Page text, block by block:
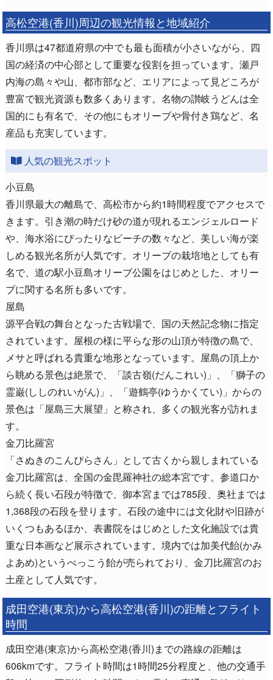
高松空港(香川)周辺の観光情報と地域紹介
香川県は47都道府県の中でも最も面積が小さいながら、四
国の経済の中心部として重要な役割を担っています。瀬戸
内海の島々や山、都市部など、エリアによって見どころが
豊富で観光資源も数多くあります。名物の讃岐うどんは全
国的にも有名で、その他にもオリーブや骨付き鶏など、名
産品も充実しています。
人気の観光スポット
小豆島
香川県最大の離島で、高松市から約1時間程度でアクセスで
きます。引き潮の時だけ砂の道が現れるエンジェルロード
や、海水浴にぴったりなビーチの数々など、美しい海が楽
しめる観光名所が人気です。オリーブの栽培地としても有
名で、道の駅小豆島オリーブ公園をはじめとした、オリー
ブに関する名所も多いです。
屋島
源平合戦の舞台となった古戦場で、国の天然記念物に指定
されています。屋根の様に平らな形の山頂が特徴の島で、
メサと呼ばれる貴重な地形となっています。屋島の頂上か
ら眺める景色は絶景で、「談古嶺(だんこれい)」、「獅子の
霊巌(ししのれいがん)」、「遊鶴亭(ゆうかくてい)」からの
景色は「屋島三大展望」と称され、多くの観光客が訪れま
す。
金刀比羅宮
「さぬきのこんぴらさん」として古くから親しまれている
金刀比羅宮は、全国の金毘羅神社の総本宮です。参道口か
ら続く長い石段が特徴で、御本宮までは785段、奥社までは
1,368段の石段を登ります。石段の途中には文化財や旧跡が
いくつもあるほか、表書院をはじめとした文化施設では貴
重な日本画など展示されています。境内では加美代飴(かみ
よあめ)というべっこう飴が売られており、金刀比羅宮のお
土産として人気です。
成田空港(東京)から高松空港(香川)の距離とフライト
時間
成田空港(東京)から高松空港(香川)までの路線の距離は
606kmです。フライト時間は1時間25分程度と、他の交通手